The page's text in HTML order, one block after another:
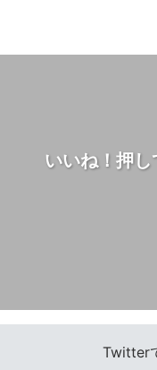
いいね！押
Twitter